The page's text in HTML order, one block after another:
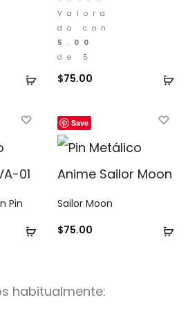
Añadir
carrito
Valora
do con
5.00
de 5
$75.00
Añadir
Pin
Save
Sailor Moon
$75.00
habitualmente: